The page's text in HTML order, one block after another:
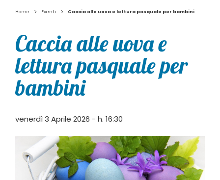
Home > Eventi > Caccia alle uova e lettura pasquale per bambini
Caccia alle uova e
lettura pasquale per
bambini
venerdì 3 Aprile 2026 - h. 16:30